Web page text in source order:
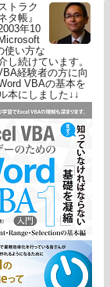
トラク
タ帳』
年10
使い方な
し続けています。
経験者の方に向
VBAの基本を
本にしました↓↓